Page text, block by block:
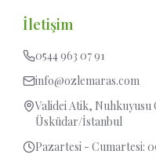
İletişim
0544 963 07 91
info@ozlemaras.com
Validei Atik, Nuhkuyusu
Üsküdar/İstanbul
Pazartesi - Cumartesi: